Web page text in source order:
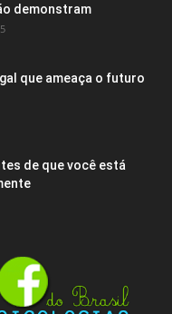
demonstram
que ameaça o futuro
de que você está